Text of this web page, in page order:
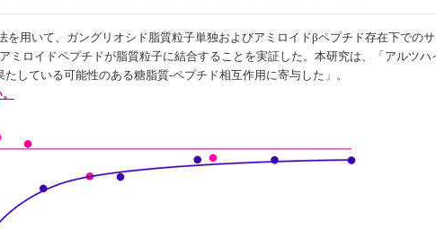
を用いて、ガングリオシド脂質粒子単独およびアミロイドβペプチド存在下での
ミロイドペプチドが脂質粒子に結合することを実証した。本研究は、「アルツハ
している可能性のある糖脂質-ペプチド相互作用に寄与した」。